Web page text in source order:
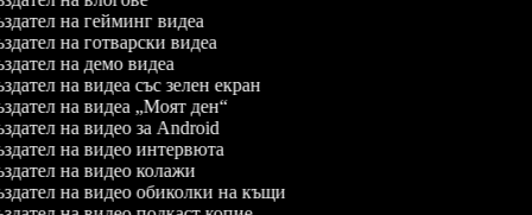
на гейминг видеа
на готварски видеа
на демо видеа
на видеа със зелен екран
на видеа „Моят ден“
на видео за Android
на видео интервюта
на видео колажи
на видео обиколки на къщи